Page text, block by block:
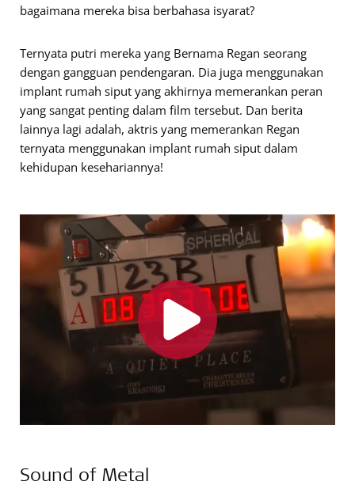
bagaimana mereka bisa berbahasa isyarat?
Ternyata putri mereka yang Bernama Regan seorang
dengan gangguan pendengaran. Dia juga menggunakan
implant rumah siput yang akhirnya memerankan peran
yang sangat penting dalam film tersebut. Dan berita
lainnya lagi adalah, aktris yang memerankan Regan
ternyata menggunakan implant rumah siput dalam
kehidupan kesehariannya!
Sound of Metal